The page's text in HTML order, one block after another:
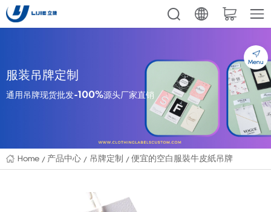
服装吊牌定制
通用吊牌现货批发-100%源头厂家直销
Home 产品中心 吊牌定制 便宜的空白服裝牛皮紙吊牌
Menu